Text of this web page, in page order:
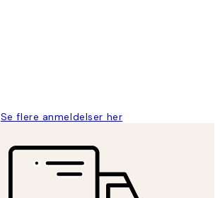
Se flere anmeldelser her